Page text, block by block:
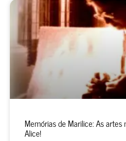
Memórias de Marilice: As artes
Alice!